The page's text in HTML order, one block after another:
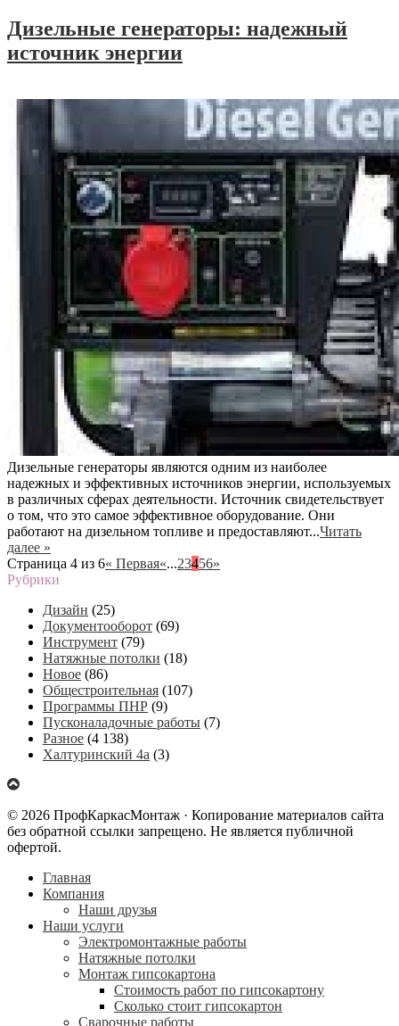
Дизельные генераторы: надежный
источник энергии
Дизельные генераторы являются одним из наиболее
надежных и эффективных источников энергии, используемых
в различных сферах деятельности. Источник свидетельствует
о том, что это самое эффективное оборудование. Они
работают на дизельном топливе и предоставляют...Читать
далее »
Страница 4 из 6« Первая«...23456»
Рубрики
Дизайн (25)
Документооборот (69)
Инструмент (79)
Натяжные потолки (18)
Новое (86)
Общестроительная (107)
Программы ПНР (9)
Пусконаладочные работы (7)
Разное (4 138)
Халтуринский 4а (3)
© 2026 ПрофКаркасМонтаж · Копирование материалов сайта
без обратной ссылки запрещено. Не является публичной
офертой.
Главная
Компания
Наши друзья
Наши услуги
Электромонтажные работы
Натяжные потолки
Монтаж гипсокартона
Стоимость работ по гипсокартону
Сколько стоит гипсокартон
Сварочные работы